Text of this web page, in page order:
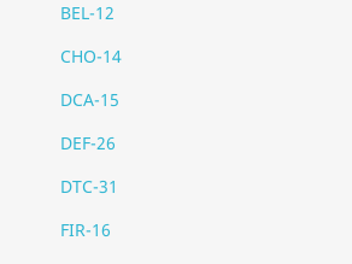
BEL-12
CHO-14
DCA-15
DEF-26
DTC-31
FIR-16